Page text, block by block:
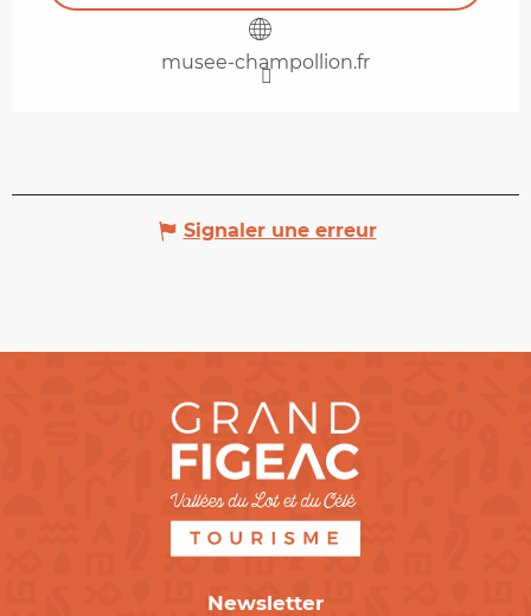
musee-champollion.fr
Signaler une erreur
Newsletter